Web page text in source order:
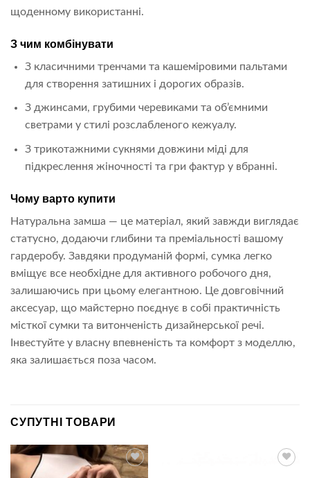
щоденному використанні.
З чим комбінувати
З класичними тренчами та кашеміровими пальтами
для створення затишних і дорогих образів.
З джинсами, грубими черевиками та об’ємними
светрами у стилі розслабленого кежуалу.
З трикотажними сукнями довжини міді для
підкреслення жіночності та гри фактур у вбранні.
Чому варто купити
Натуральна замша — це матеріал, який завжди виглядає
статусно, додаючи глибини та преміальності вашому
гардеробу. Завдяки продуманій формі, сумка легко
вміщує все необхідне для активного робочого дня,
залишаючись при цьому елегантною. Це довговічний
аксесуар, що майстерно поєднує в собі практичність
місткої сумки та витонченість дизайнерської речі.
Інвестуйте у власну впевненість та комфорт з моделлю,
яка залишається поза часом.
СУПУТНІ ТОВАРИ